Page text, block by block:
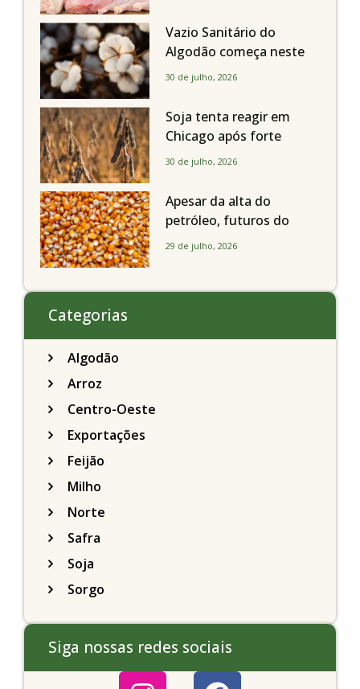
Vazio Sanitário do
Algodão começa neste
sábado, dia 1º de agosto,
Paulo
30 de julho, 2026
Soja tenta reagir em
Chicago após forte
liquidação; portos
de R$ 150/sc
30 de julho, 2026
Apesar da alta do
petróleo, futuros do
milho recuam em
29 de julho, 2026
Categorias
Algodão
Arroz
Centro-Oeste
Exportações
Feijão
Milho
Norte
Safra
Soja
Sorgo
Siga nossas redes sociais